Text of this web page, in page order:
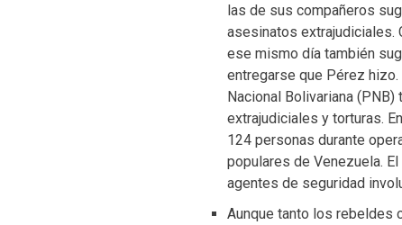
las de sus compañeros
asesinatos extrajudiciales.
ese mismo día también
entregarse que Pérez
Nacional Bolivariana
extrajudiciales y torturas.
124 personas durante
populares de Venezuela.
agentes de seguridad
Aunque tanto los rebeldes